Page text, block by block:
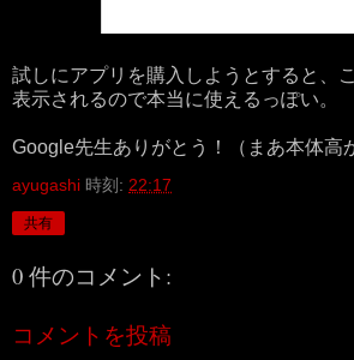
試しにアプリを購入しようとすると、
表示されるので本当に使えるっぽい。
Google先生ありがとう！（まあ本体高
ayugashi 時刻: 22:17
共有
0 件のコメント:
コメントを投稿